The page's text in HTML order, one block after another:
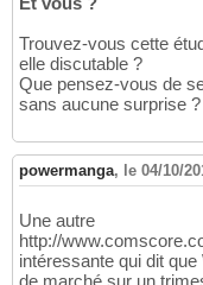
Trouvez-vous cette
elle discutable ?
Que pensez-vous de
sans aucune surprise ?
powermanga, le 04/10/
Une autre
http://
intéressante qui dit
de marché sur un